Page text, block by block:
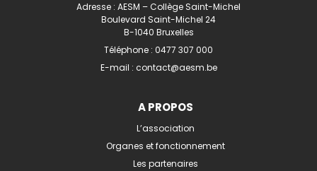
Adresse : AESM – Collège Saint-Michel
Boulevard Saint-Michel 24
B-1040 Bruxelles
Téléphone : 0477 307 000
E-mail : contact@aesm.be
A PROPOS
L’association
Organes et fonctionnement
Les partenaires